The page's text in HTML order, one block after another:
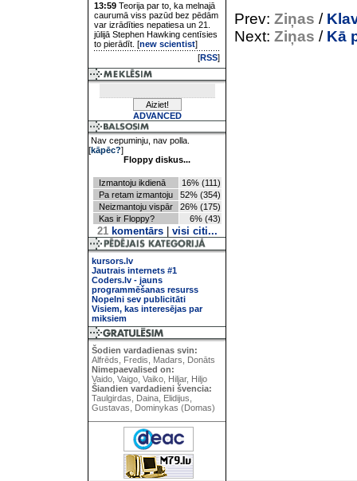
13:59 Teorija par to, ka melnajā
caurumā viss pazūd bez pēdām
var izrādīties nepatiesa un 21.
jūlijā Stephen Hawking centīsies
to pierādīt. [new scientist]
[RSS]
ADVANCED
Nav cepuminju, nav polla.
[kāpēc?]
Floppy diskus...
Izmantoju ikdienā
16% (111)
Pa retam izmantoju
52% (354)
Neizmantoju vispār
26% (175)
Kas ir Floppy?
6% (43)
21komentārs| visi citi...
kursors.lv
Jautrais internets #1
Coders.lv - jauns
programmēšanas resurss
Nopelni sev publicitāti
Visiem, kas interesējas par
miksiem
Šodien vardadienas svin:
Alfrēds, Fredis, Madars, Donāts
Nimepaevalised on:
Vaido, Vaigo, Vaiko, Hiljar, Hiljo
Šiandien vardadieni švencia:
Taulgirdas, Daina, Elidijus,
Gustavas, Dominykas (Domas)
Prev: Ziņas /
Next: Ziņas / Kā